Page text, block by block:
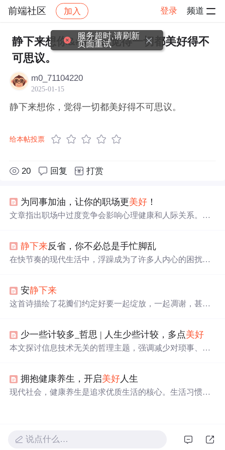
前端社区 加入 登录 频道
社区 前端社区 感慨 帖子详情
静下来想你&#xff0c;觉得一切都美好得不
可思议。
m0_71104220
2025-01-15
静下来想你，觉得一切都美好得不可思议。
给本帖投票
20 回复 打赏
为同事加油，让你的职场更美好 ！
文章指出职场中过度竞争会影响心理健康和人际关系。竞
自己的成功，支持和为团队喝彩，还给出欣赏同事成功的
具体步骤，让职场更美好。
静下来反省，你不必总是手忙脚乱
在快节奏的现代生活中，浮躁成为了许多人内心的困扰。
我控制、坚守信念和拒绝浮躁，培养乐观心态，学会调整
情绪，正确对待压力，以达到心灵的平和。
安静下来
这首诗描绘了花瓣们约定好要一起绽放，一起凋谢，甚至
珍惜。
少一些计较多_哲思 | 人生少些计较，多点美好
本文探讨信息技术无关的哲理主题，强调减少对琐事、得
手避免小事引发连锁负面后果；接纳不完美，将精力转向
发现生活 美好。文中援引丰子恺语录及马拉松冠军故事佐
拥抱健康养生，开启美好人生
现代社会，健康养生是追求优质生活的核心。生活习惯是
说点什么…
服务超时,请刷新
页面重试